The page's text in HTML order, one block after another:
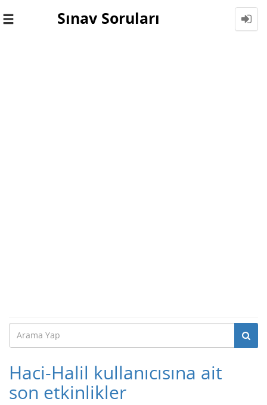
Toggle
Sınav Soruları
Haci-Halil kullanıcısına ait
son etkinlikler